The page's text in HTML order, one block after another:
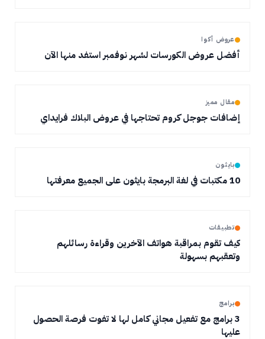
عروض أكوا
أفضل عروض الكورسات لشهر نوفمبر استفد منها الآن
مقال مميز
إضافات جوجل كروم تحتاجها في عروض البلاك فرايداي
بايثون
10 مكتبات في لغة البرمجة بايثون على الجميع معرفتها
تطبيقات
كيف تقوم بمراقبة هواتف الآخرين وقراءة رسائلهم
وتعقبهم بسهولة
برامج
3 برامج مع تفعيل مجاني كامل لها لا تفوت فرصة الحصول
عليها